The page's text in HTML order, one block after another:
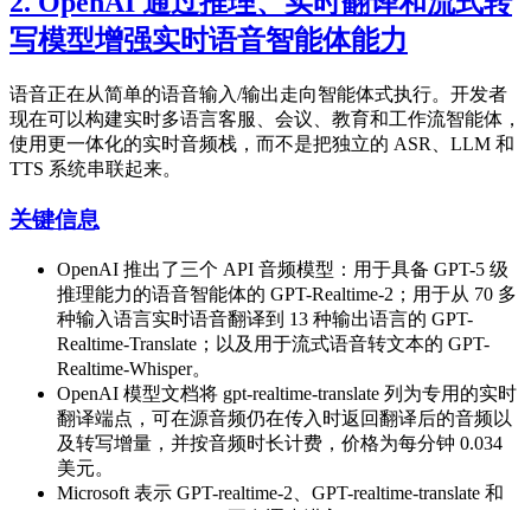
写模型增强实时语音智能体能力
语音正在从简单的语音输入/输出走向智能体式执行。开发者
现在可以构建实时多语言客服、会议、教育和工作流智能体，
使用更一体化的实时音频栈，而不是把独立的 ASR、LLM 和
TTS 系统串联起来。
关键信息
OpenAI 推出了三个 API 音频模型：用于具备 GPT-5 级
推理能力的语音智能体的 GPT-Realtime-2；用于从 70 多
种输入语言实时语音翻译到 13 种输出语言的 GPT-
Realtime-Translate；以及用于流式语音转文本的 GPT-
Realtime-Whisper。
OpenAI 模型文档将 gpt-realtime-translate 列为专用的实时
翻译端点，可在源音频仍在传入时返回翻译后的音频以
及转写增量，并按音频时长计费，价格为每分钟 0.034
美元。
Microsoft 表示 GPT-realtime-2、GPT-realtime-translate 和